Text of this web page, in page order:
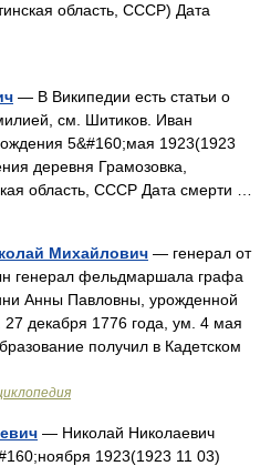
область, СССР) Дата
— В Википедии есть статьи о
см. Шитиков. Иван
5&#160;мая 1923(1923
деревня Грамозовка,
область, СССР Дата смерти …
Михайлович — генерал от
генерал фельдмаршала графа
Анны Павловны, урожденной
декабря 1776 года, ум. 4 мая
получил в Кадетском
— Николай Николаевич
1923(1923 11 03)